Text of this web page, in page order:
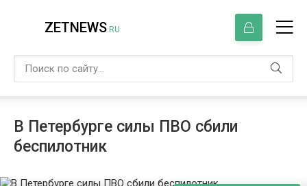
ZETNEWS.RU
В Петербурге силы ПВО сбили
беспилотник